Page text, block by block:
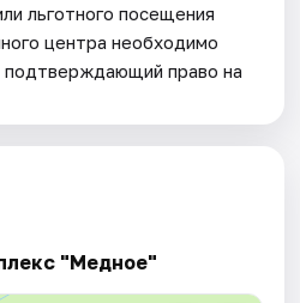
льготного посещения
центра необходимо
право на
"Медное"